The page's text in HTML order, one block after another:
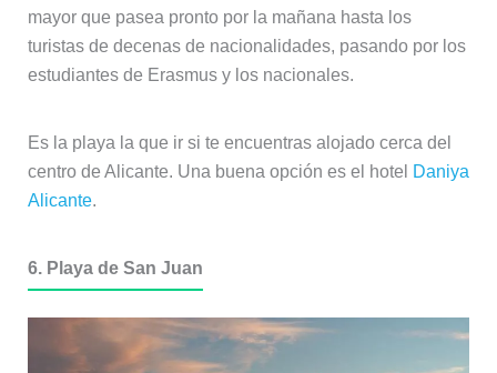
mayor que pasea pronto por la mañana hasta los
turistas de decenas de nacionalidades, pasando por los
estudiantes de Erasmus y los nacionales.
Es la playa la que ir si te encuentras alojado cerca del
centro de Alicante. Una buena opción es el hotel
Daniya
Alicante.
6. Playa de San Juan